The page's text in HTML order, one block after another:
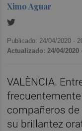
Ximo Aguar
Publicado: 24/04/2020 ·
Actualizado: 24/04/2020
VALÈNCIA.
compañeros
su brillantez